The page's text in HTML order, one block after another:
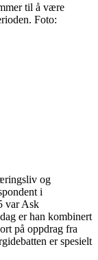
til å være
Foto:
og
i
var Ask
er han kombinert
på oppdrag fra
er spesielt